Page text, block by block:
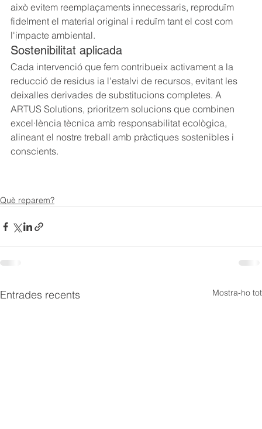
això evitem reemplaçaments innecessaris, reproduïm
fidelment el material original i reduïm tant el cost com
l'impacte ambiental.
Sostenibilitat aplicada
Cada intervenció que fem contribueix activament a la
reducció de residus ia l'estalvi de recursos, evitant les
deixalles derivades de substitucions completes. A
ARTUS Solutions, prioritzem solucions que combinen
excel·lència tècnica amb responsabilitat ecològica,
alineant el nostre treball amb pràctiques sostenibles i
conscients.
Què reparem?
Entrades recents Mostra-ho tot